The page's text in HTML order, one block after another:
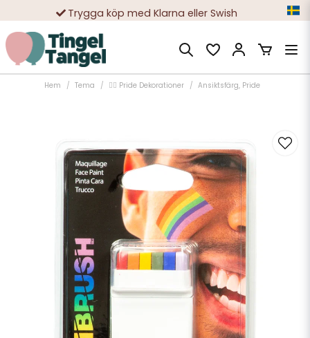
Trygga köp med Klarna eller Swish
10 000-tals nöjda kunder
Hem Tema 🏳️‍🌈 Pride Dekorationer Ansiktsfärg, Pride